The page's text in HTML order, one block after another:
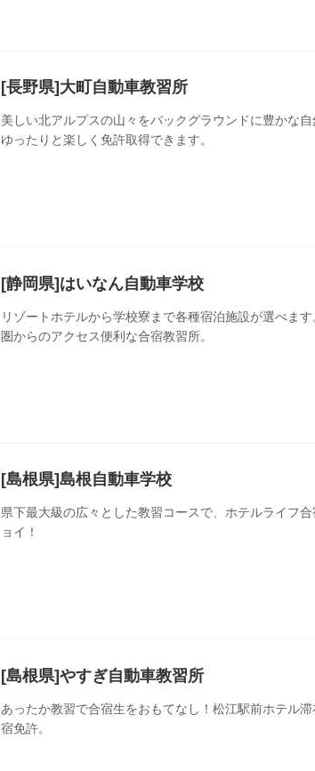
[長野県]大町自動車教習所
美しい北アルプスの山々をバックグラウンドに豊かな自
ゆったりと楽しく免許取得できます。
[静岡県]はいなん自動車学校
リゾートホテルから学校寮まで各種宿泊施設が選べま
圏からのアクセス便利な合宿教習所。
[島根県]島根自動車学校
県下最大級の広々とした教習コースで、ホテルライフ
ョイ！
[島根県]やすぎ自動車教習所
あったか教習で合宿生をおもてなし！松江駅前ホテル
宿免許。